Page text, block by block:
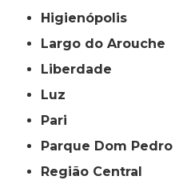
Higienópolis
Largo do Arouche
Liberdade
Luz
Pari
Parque Dom Pedro
Região Central